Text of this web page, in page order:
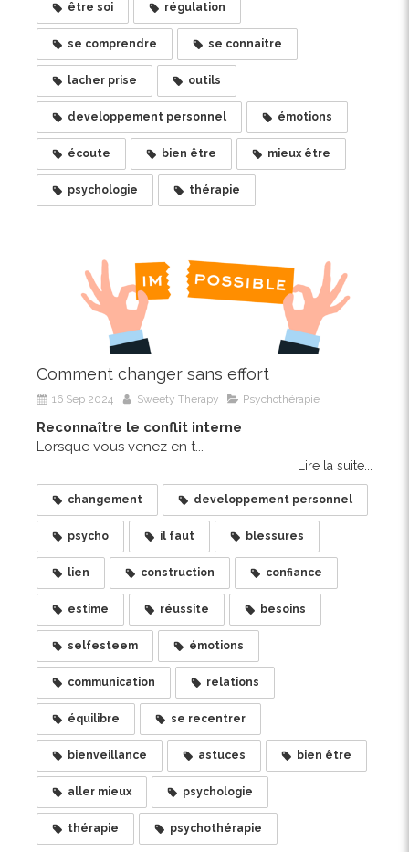
être soi régulation
se comprendre se connaitre
lacher prise outils
developpement personnel émotions
écoute bien être mieux être
psychologie thérapie
Comment changer sans effort
16 Sep 2024 Sweety Therapy Psychothérapie
Reconnaître le conflit interne
Lorsque vous venez en t...
Lire la suite...
changement developpement personnel
psycho il faut blessures
lien construction confiance
estime réussite besoins
selfesteem émotions
communication relations
équilibre se recentrer
bienveillance astuces bien être
aller mieux psychologie
thérapie psychothérapie